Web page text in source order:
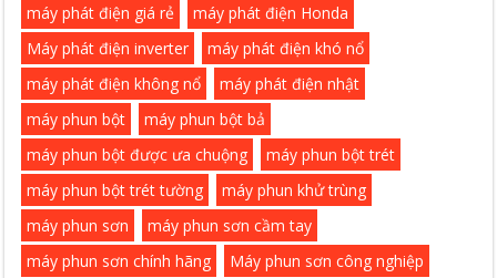
máy phát điện giá rẻ
máy phát điện Honda
Máy phát điện inverter
máy phát điện khó nổ
máy phát điện không nổ
máy phát điện nhật
máy phun bột
máy phun bột bả
máy phun bột được ưa chuộng
máy phun bột trét
máy phun bột trét tường
máy phun khử trùng
máy phun sơn
máy phun sơn cầm tay
máy phun sơn chính hãng
Máy phun sơn công nghiệp